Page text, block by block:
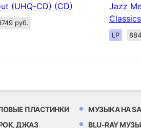
(UHQ-CD) (CD)
руб.
Jazz
LP
ПЛАСТИНКИ
ДЖАЗ
МУЗЫКА НА
BLU-RAY